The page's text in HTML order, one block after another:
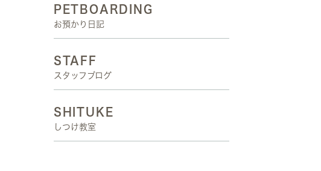
PETBOARDING
お預かり日記
STAFF
スタッフブログ
SHITUKE
しつけ教室